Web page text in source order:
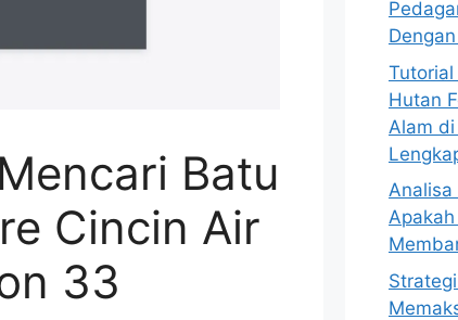
Batu
Cincin Air
33
Hutan
Alam
Analisa